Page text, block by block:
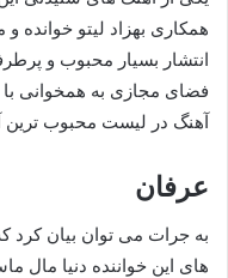
همکاری بهزاد لیتو خوانده
انتشار بسیار محبوب و
فضای مجازی به همخوانی با
آهنگ در لیست محبوب‌ ترین
عرفان
به جرات می توان بیان کرد
های این خواننده دنیا مال